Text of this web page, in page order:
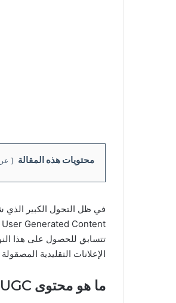
محتويات هذه المقالة
في ظل التحول الكبير الذي
تتسابق للحصول على هذا
الإعلانات التقليدية
ما هو محتوى UGC بالضبط؟